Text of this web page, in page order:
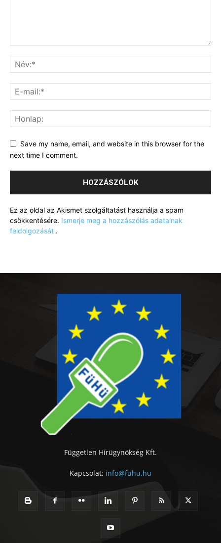
Save my name, email, and website in this browser for the
next time I comment.
Ez az oldal az Akismet szolgáltatást használja a spam
csökkentésére. Ismerje meg a hozzászólás adatainak
feldolgozását .
Független Hírügynökség Kft.
Kapcsolat: info@fuhu.hu